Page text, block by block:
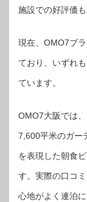
施設での好評価も
現在、OMO7ブ
ており、いずれ
ています。
OMO7大阪では
7,600平米のガー
を表現した朝食
す。実際の口コ
心地がよく連泊